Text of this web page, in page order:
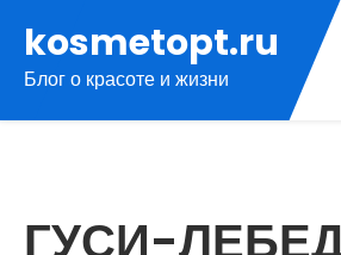
содержимому
kosmetopt.ru
Блог о красоте и жизни